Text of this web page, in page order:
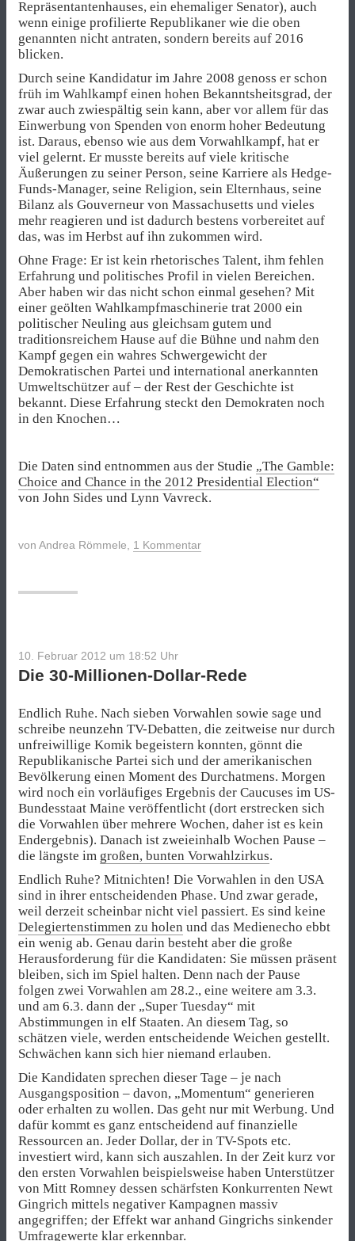
Repräsentantenhauses, ein ehemaliger Senator), auch
wenn einige profilierte Republikaner wie die oben
genannten nicht antraten, sondern bereits auf 2016
blicken.
Durch seine Kandidatur im Jahre 2008 genoss er schon
früh im Wahlkampf einen hohen Bekanntsheitsgrad, der
zwar auch zwiespältig sein kann, aber vor allem für das
Einwerbung von Spenden von enorm hoher Bedeutung
ist. Daraus, ebenso wie aus dem Vorwahlkampf, hat er
viel gelernt. Er musste bereits auf viele kritische
Äußerungen zu seiner Person, seine Karriere als Hedge-
Funds-Manager, seine Religion, sein Elternhaus, seine
Bilanz als Gouverneur von Massachusetts und vieles
mehr reagieren und ist dadurch bestens vorbereitet auf
das, was im Herbst auf ihn zukommen wird.
Ohne Frage: Er ist kein rhetorisches Talent, ihm fehlen
Erfahrung und politisches Profil in vielen Bereichen.
Aber haben wir das nicht schon einmal gesehen? Mit
einer geölten Wahlkampfmaschinerie trat 2000 ein
politischer Neuling aus gleichsam gutem und
traditionsreichem Hause auf die Bühne und nahm den
Kampf gegen ein wahres Schwergewicht der
Demokratischen Partei und international anerkannten
Umweltschützer auf – der Rest der Geschichte ist
bekannt. Diese Erfahrung steckt den Demokraten noch
in den Knochen…
Die Daten sind entnommen aus der Studie „The Gamble:
Choice and Chance in the 2012 Presidential Election“
von John Sides und Lynn Vavreck.
von Andrea Römmele 1 Kommentar
10. Februar 2012 um 18:52 Uhr
Die 30-Millionen-Dollar-Rede
Endlich Ruhe. Nach sieben Vorwahlen sowie sage und
schreibe neunzehn TV-Debatten, die zeitweise nur durch
unfreiwillige Komik begeistern konnten, gönnt die
Republikanische Partei sich und der amerikanischen
Bevölkerung einen Moment des Durchatmens. Morgen
wird noch ein vorläufiges Ergebnis der Caucuses im US-
Bundesstaat Maine veröffentlicht (dort erstrecken sich
die Vorwahlen über mehrere Wochen, daher ist es kein
Endergebnis). Danach ist zweieinhalb Wochen Pause –
die längste im großen, bunten Vorwahlzirkus.
Endlich Ruhe? Mitnichten! Die Vorwahlen in den USA
sind in ihrer entscheidenden Phase. Und zwar gerade,
weil derzeit scheinbar nicht viel passiert. Es sind keine
Delegiertenstimmen zu holen und das Medienecho ebbt
ein wenig ab. Genau darin besteht aber die große
Herausforderung für die Kandidaten: Sie müssen präsent
bleiben, sich im Spiel halten. Denn nach der Pause
folgen zwei Vorwahlen am 28.2., eine weitere am 3.3.
und am 6.3. dann der „Super Tuesday“ mit
Abstimmungen in elf Staaten. An diesem Tag, so
schätzen viele, werden entscheidende Weichen gestellt.
Schwächen kann sich hier niemand erlauben.
Die Kandidaten sprechen dieser Tage – je nach
Ausgangsposition – davon, „Momentum“ generieren
oder erhalten zu wollen. Das geht nur mit Werbung. Und
dafür kommt es ganz entscheidend auf finanzielle
Ressourcen an. Jeder Dollar, der in TV-Spots etc.
investiert wird, kann sich auszahlen. In der Zeit kurz vor
den ersten Vorwahlen beispielsweise haben Unterstützer
von Mitt Romney dessen schärfsten Konkurrenten Newt
Gingrich mittels negativer Kampagnen massiv
angegriffen; der Effekt war anhand Gingrichs sinkender
Umfragewerte klar erkennbar.